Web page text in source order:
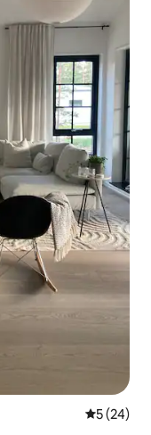
5 (24)